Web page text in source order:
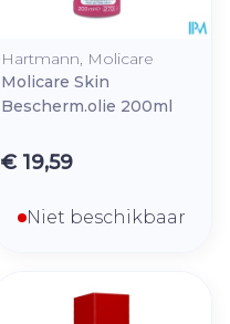
Hartmann, Molicare
Molicare Skin
Bescherm.olie 200ml
€ 19,59
Niet beschikbaar